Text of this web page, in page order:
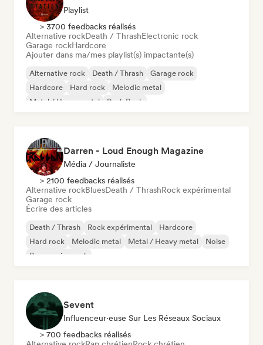
Playlist
> 3700 feedbacks réalisés
Alternative rockDeath / ThrashElectronic rock
Garage rockHardcore
Ajouter dans ma/mes playlist(s) impactante(s)
Alternative rock Death / Thrash
Garage rock
Hardcore
Hard rock
Melodic metal
Metal / Heavy metal
Punk Rock
Darren - Loud Enough Magazine
Média / Journaliste
> 2100 feedbacks réalisés
Alternative rockBluesDeath / ThrashRock expérimental
Garage rock
Écrire des articles
Death / Thrash Rock expérimental
Hardcore
Hard rock
Melodic metal Metal / Heavy metal
Noise
Progressive rock
Sevent
Influenceur·euse Sur Les Réseaux Sociaux
> 700 feedbacks réalisés